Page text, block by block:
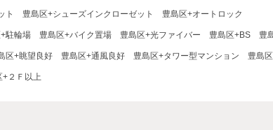
ト 豊島区+シューズインクローゼット 豊島区+オートロック
駐輪場 豊島区+バイク置場 豊島区+光ファイバー 豊島区+BS 豊
区+眺望良好 豊島区+通風良好 豊島区+タワー型マンション 豊島
+２Ｆ以上